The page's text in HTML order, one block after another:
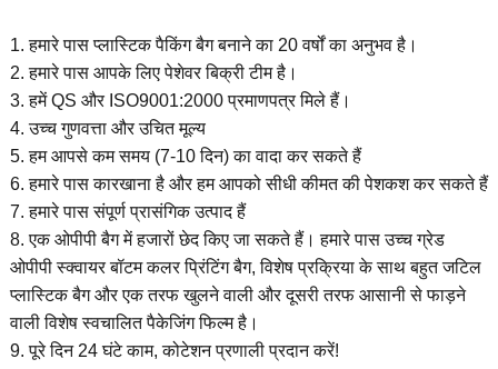
1. हमारे पास प्लास्टिक पैकिंग बैग बनाने का 20 वर्षों का अनुभव है।
2. हमारे पास आपके लिए पेशेवर बिक्री टीम है।
3. हमें QS और ISO9001:2000 प्रमाणपत्र मिले हैं।
4. उच्च गुणवत्ता और उचित मूल्य
5. हम आपसे कम समय (7-10 दिन) का वादा कर सकते हैं
6. हमारे पास कारखाना है और हम आपको सीधी कीमत की पेशकश कर सकते हैं
7. हमारे पास संपूर्ण प्रासंगिक उत्पाद हैं
8. एक ओपीपी बैग में हजारों छेद किए जा सकते हैं। हमारे पास उच्च ग्रेड
ओपीपी स्क्वायर बॉटम कलर प्रिंटिंग बैग, विशेष प्रक्रिया के साथ बहुत जटिल
प्लास्टिक बैग और एक तरफ खुलने वाली और दूसरी तरफ आसानी से फाड़ने
वाली विशेष स्वचालित पैकेजिंग फिल्म है।
9. पूरे दिन 24 घंटे काम, कोटेशन प्रणाली प्रदान करें!